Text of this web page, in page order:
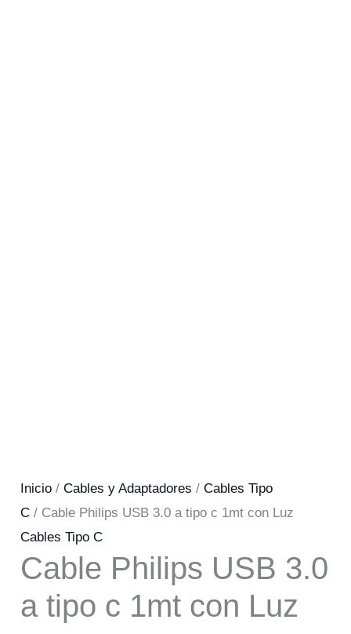
Inicio /Cables y Adaptadores /Cables Tipo
C / Cable Philips USB 3.0 a tipo c 1mt con Luz
Cables Tipo C
Cable Philips USB 3.0
a tipo c 1mt con Luz